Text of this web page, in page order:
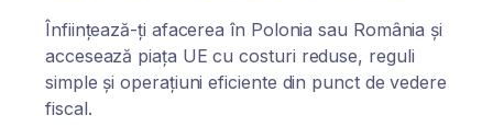
Înființează-ți afacerea în Polonia sau România și
accesează piața UE cu costuri reduse, reguli
simple și operațiuni eficiente din punct de vedere
fiscal.